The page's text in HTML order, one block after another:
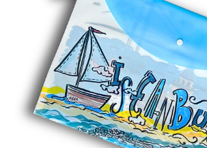
Kalem Kutusu Grubu